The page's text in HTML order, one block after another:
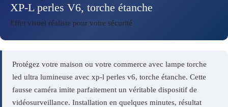
XP-L perles V6, torche étanche
Effet visuel réaliste pour votre sécurité
Protégez votre maison ou votre commerce avec lampe torche
led ultra lumineuse avec xp-l perles v6, torche étanche. Cette
fausse caméra imite parfaitement un véritable dispositif de
vidéosurveillance. Installation en quelques minutes, résultat